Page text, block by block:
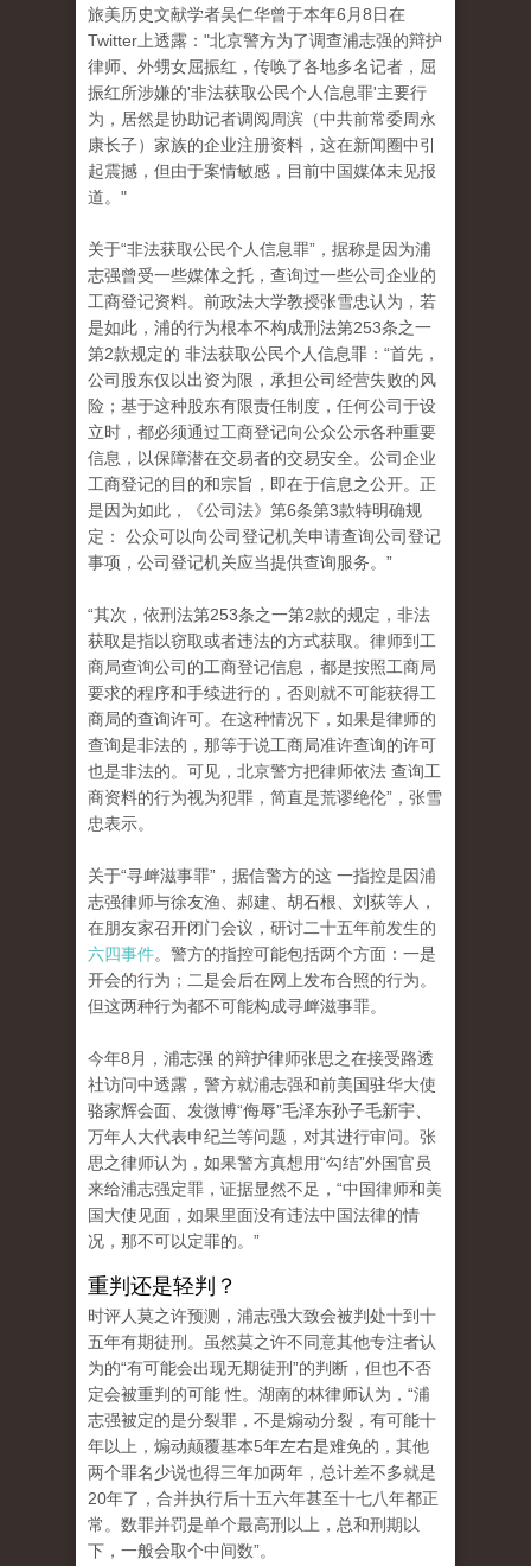
旅美历史文献学者吴仁华曾于本年6月8日在
Twitter上透露："北京警方为了调查浦志强的辩护
律师、外甥女屈振红，传唤了各地多名记者，屈
振红所涉嫌的'非法获取公民个人信息罪'主要行
为，居然是协助记者调阅周滨（中共前常委周永
康长子）家族的企业注册资料，这在新闻圈中引
起震撼，但由于案情敏感，目前中国媒体未见报
道。"
关于“非法获取公民个人信息罪”，据称是因为浦
志强曾受一些媒体之托，查询过一些公司企业的
工商登记资料。前政法大学教授张雪忠认为，若
是如此，浦的行为根本不构成刑法第253条之一
第2款规定的 非法获取公民个人信息罪：“首先，
公司股东仅以出资为限，承担公司经营失败的风
险；基于这种股东有限责任制度，任何公司于设
立时，都必须通过工商登记向公众公示各种重要
信息，以保障潜在交易者的交易安全。公司企业
工商登记的目的和宗旨，即在于信息之公开。正
是因为如此，《公司法》第6条第3款特明确规
定： 公众可以向公司登记机关申请查询公司登记
事项，公司登记机关应当提供查询服务。”
“其次，依刑法第253条之一第2款的规定，非法
获取是指以窃取或者违法的方式获取。律师到工
商局查询公司的工商登记信息，都是按照工商局
要求的程序和手续进行的，否则就不可能获得工
商局的查询许可。在这种情况下，如果是律师的
查询是非法的，那等于说工商局准许查询的许可
也是非法的。可见，北京警方把律师依法 查询工
商资料的行为视为犯罪，简直是荒谬绝伦”，张雪
忠表示。
关于“寻衅滋事罪”，据信警方的这 一指控是因浦
志强律师与徐友渔、郝建、胡石根、刘荻等人，
在朋友家召开闭门会议，研讨二十五年前发生的
六四事件。警方的指控可能包括两个方面：一是
开会的行为；二是会后在网上发布合照的行为。
但这两种行为都不可能构成寻衅滋事罪。
今年8月，浦志强 的辩护律师张思之在接受路透
社访问中透露，警方就浦志强和前美国驻华大使
骆家辉会面、发微博“侮辱”毛泽东孙子毛新宇、
万年人大代表申纪兰等问题，对其进行审问。张
思之律师认为，如果警方真想用“勾结”外国官员
来给浦志强定罪，证据显然不足，“中国律师和美
国大使见面，如果里面没有违法中国法律的情
况，那不可以定罪的。”
重判还是轻判？
时评人莫之许预测，浦志强大致会被判处十到十
五年有期徒刑。虽然莫之许不同意其他专注者认
为的“有可能会出现无期徒刑”的判断，但也不否
定会被重判的可能 性。湖南的林律师认为，“浦
志强被定的是分裂罪，不是煽动分裂，有可能十
年以上，煽动颠覆基本5年左右是难免的，其他
两个罪名少说也得三年加两年，总计差不多就是
20年了，合并执行后十五六年甚至十七八年都正
常。数罪并罚是单个最高刑以上，总和刑期以
下，一般会取个中间数”。